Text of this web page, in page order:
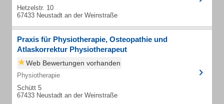
Hetzelstr. 10
67433 Neustadt an der Weinstraße
Praxis für Physiotherapie, Osteopathie und
Atlaskorrektur Physiotherapeut
Web Bewertungen vorhanden
Physiotherapie
Schütt 5
67433 Neustadt an der Weinstraße